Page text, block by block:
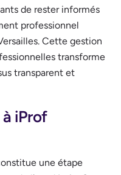
de rester informés
professionnel
Cette gestion
transforme
transparent et
iProf
une étape